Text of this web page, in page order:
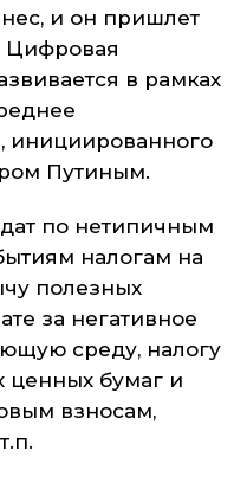
и он пришлет
Цифровая
в рамках
инициированного
Путиным.
по нетипичным
налогам на
полезных
за негативное
среду, налогу
ценных бумаг и
взносам,